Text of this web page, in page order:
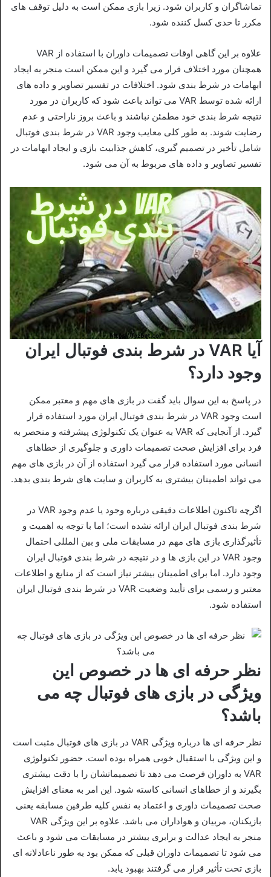
تماشاگران و کاربران شود. زیرا بازی ممکن است به دلیل توقف‌ های
مکرر تا حدی کسل‌ کننده شود.
علاوه بر این گاهی اوقات تصمیمات داوران با استفاده از VAR
همچنان مورد اختلاف قرار می‌ گیرد و این ممکن است منجر به ایجاد
ابهامات در شرط‌ بندی شود. اختلافات در تفسیر تصاویر و داده‌ های
ارائه شده توسط VAR می‌ تواند باعث شود که کاربران در مورد
نتیجه‌ شرط‌ بندی خود مطمئن نباشند و باعث بروز ناراحتی و عدم
رضایت شوند. به طور کلی معایب وجود VAR در شرط‌ بندی فوتبال
شامل تأخیر در تصمیم‌ گیری، کاهش جذابیت بازی و ایجاد ابهامات در
تفسیر تصاویر و داده‌ های مربوط به آن می‌ شود.
آیا VAR در شرط بندی فوتبال ایران
وجود دارد؟
در پاسخ به این سوال باید گفت در بازی‌ های مهم و معتبر ممکن
است وجود VAR در شرط‌ بندی فوتبال ایران مورد استفاده قرار
گیرد. از آنجایی که VAR به عنوان یک تکنولوژی پیشرفته و منحصر به
فرد برای افزایش صحت تصمیمات داوری و جلوگیری از خطاهای
انسانی مورد استفاده قرار می‌ گیرد استفاده از آن در بازی‌ های مهم
می‌ تواند اطمینان بیشتری به کاربران و سایت های شرط‌ بندی بدهد.
اگرچه تاکنون اطلاعات دقیقی درباره وجود یا عدم وجود VAR در
شرط‌ بندی فوتبال ایران ارائه نشده است؛ اما با توجه به اهمیت و
تأثیرگذاری بازی‌ های مهم در مسابقات ملی و بین‌ المللی احتمال
وجود VAR در این بازی‌ ها و در نتیجه در شرط‌ بندی فوتبال ایران
وجود دارد. اما برای اطمینان بیشتر نیاز است که از منابع و اطلاعات
معتبر و رسمی برای تأیید وضعیت VAR در شرط‌ بندی فوتبال ایران
استفاده شود.
نظر حرفه ای ها در خصوص این
ویژگی در بازی های فوتبال چه می
باشد؟
نظر حرفه‌ ای‌ ها درباره ویژگی VAR در بازی‌ های فوتبال مثبت است
و این ویژگی با استقبال خوبی همراه بوده است. حضور تکنولوژی
VAR به داوران فرصت می‌ دهد تا تصمیماتشان را با دقت بیشتری
بگیرند و از خطاهای انسانی کاسته شود. این امر به معنای افزایش
صحت تصمیمات داوری و اعتماد به نفس کلیه طرفین مسابقه یعنی
بازیکنان، مربیان و هواداران می‌ باشد. علاوه بر این ویژگی VAR
منجر به ایجاد عدالت و برابری بیشتر در مسابقات می‌ شود و باعث
می‌ شود تا تصمیمات داوران قبلی که ممکن بود به طور ناعادلانه‌ ای
بازی تحت تأثیر قرار می‌ گرفتند بهبود یابد.